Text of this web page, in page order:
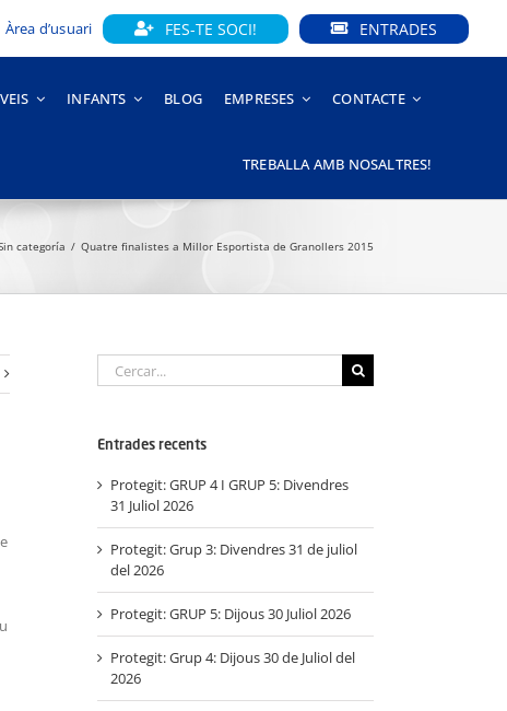
Àrea d’usuari FES-TE SOCI! ENTRADES
INFANTS BLOG EMPRESES CONTACTE
TREBALLA AMB NOSALTRES!
categoría Quatre finalistes a Millor Esportista de Granollers 2015
Cerca
…
Entrades recents
Protegit: GRUP 4 I GRUP 5: Divendres
31 Juliol 2026
Protegit: Grup 3: Divendres 31 de juliol
del 2026
Protegit: GRUP 5: Dijous 30 Juliol 2026
Protegit: Grup 4: Dijous 30 de Juliol del
2026